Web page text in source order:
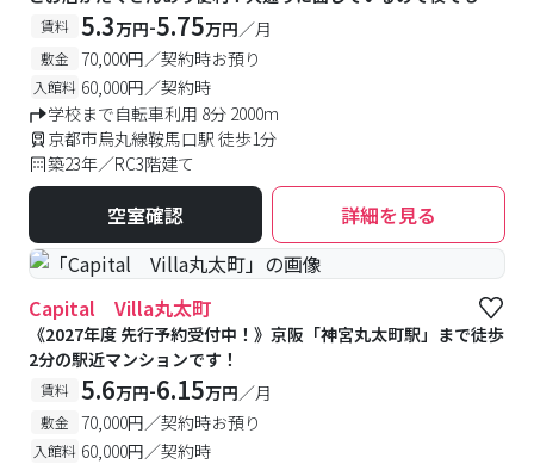
心賃料 5.3万円-5.75万円／月
敷金 70,000円／契約時お預り
入館料 60,000円／契約時
学校まで自転車利用 8分 2000m
京都市烏丸線鞍馬口駅 徒歩1分
築23年／RC3階建て
空室確認 詳細を見る
Capital Villa丸太町
《2027年度 先行予約受付中！》京阪「神宮丸太町駅」まで徒歩
2分の駅近マンションです！
賃料 5.6万円-6.15万円／月
敷金 70,000円／契約時お預り
入館料 60,000円／契約時